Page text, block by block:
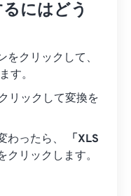
にはどう
をクリックして、
す。
リックして変換を
わったら、
「XLS
クリックします。